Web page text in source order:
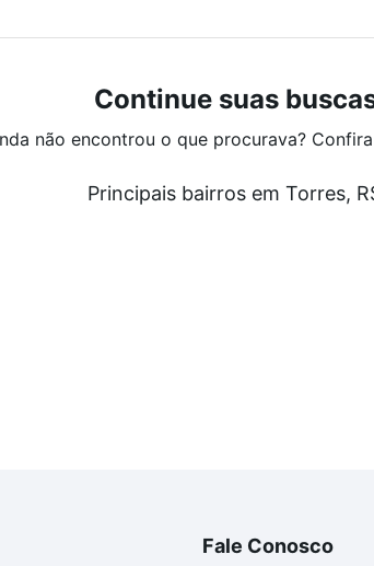
Continue suas
não encontrou o que procurava?
Principais bairros em Torres,
Fale Conosco